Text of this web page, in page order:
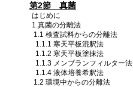
第2節 真菌
はじめに
1.真菌の分離法
1.1 検査試料からの分離法
1.1.1 寒天平板混釈法
1.1.2 寒天平板塗抹法
1.1.3 メンブランフィルター
1.1.4 液体培養希釈法
1.2 環境中からの分離法